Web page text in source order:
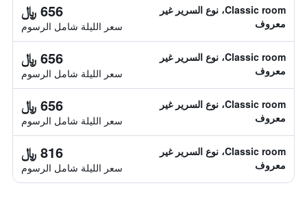
Classic room، نوع السرير غير
معروف
656 ﷼
سعر الليلة شامل الرسوم
Classic room، نوع السرير غير
معروف
656 ﷼
سعر الليلة شامل الرسوم
Classic room، نوع السرير غير
معروف
656 ﷼
سعر الليلة شامل الرسوم
Classic room، نوع السرير غير
معروف
816 ﷼
سعر الليلة شامل الرسوم